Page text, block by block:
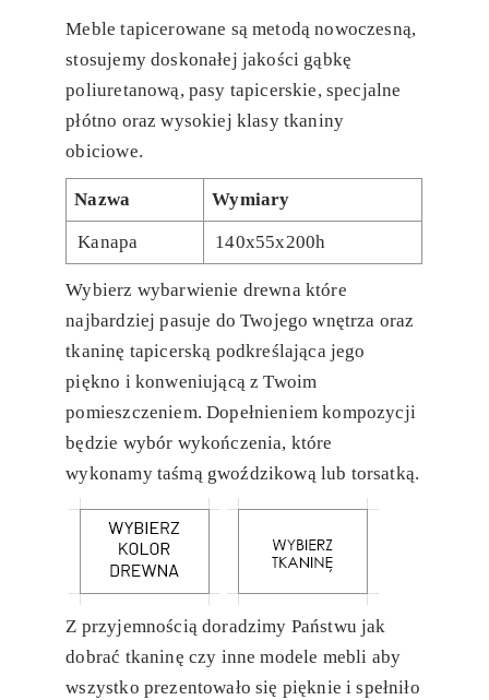
Meble tapicerowane są metodą nowoczesną,
stosujemy doskonałej jakości gąbkę
poliuretanową, pasy tapicerskie, specjalne
płótno oraz wysokiej klasy tkaniny
obiciowe.
Nazwa Wymiary
Kanapa 140x55x200h
Wybierz wybarwienie drewna które
najbardziej pasuje do Twojego wnętrza oraz
tkaninę tapicerską podkreślająca jego
piękno i konweniującą z Twoim
pomieszczeniem. Dopełnieniem kompozycji
będzie wybór wykończenia, które
wykonamy taśmą gwoździkową lub torsatką.
Z przyjemnością doradzimy Państwu jak
dobrać tkaninę czy inne modele mebli aby
wszystko prezentowało się pięknie i spełniło